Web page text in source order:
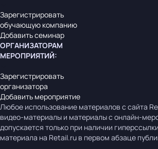
Зарегистрировать
обучающую компанию
Добавить семинар
ОРГАНИЗАТОРАМ
МЕРОПРИЯТИЙ:
Зарегистрировать
организатора
Добавить мероприятие
Любое использование материалов с сайта
видео-материалы и материалы с онлайн-
допускается только при наличии
материала на Retail.ru в первом абзаце